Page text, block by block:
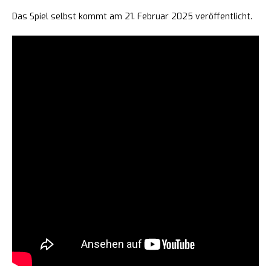
Das Spiel selbst kommt am 21. Februar 2025 veröffentlicht.